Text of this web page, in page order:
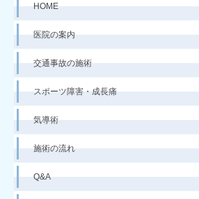
HOME
医院の案内
交通事故の施術
スポーツ障害・成長痛
気導術
施術の流れ
Q&A